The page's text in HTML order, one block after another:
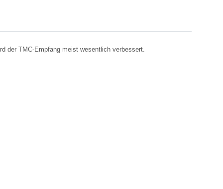
der TMC-Empfang meist wesentlich verbessert.